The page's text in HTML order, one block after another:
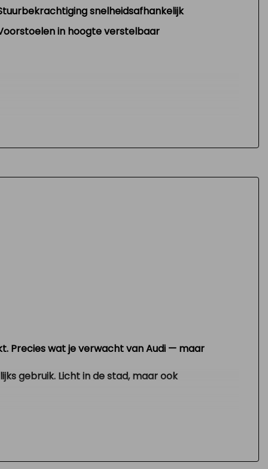
snelheidsafhankelijk
in hoogte verstelbaar
Precies wat je verwacht van Audi — maar
gebruik. Licht in de stad, maar ook